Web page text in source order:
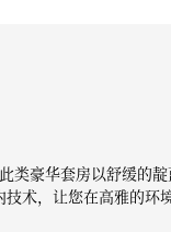
类豪华套房以舒缓的
术，让您在高雅的环